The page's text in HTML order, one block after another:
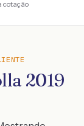
cotação
2019